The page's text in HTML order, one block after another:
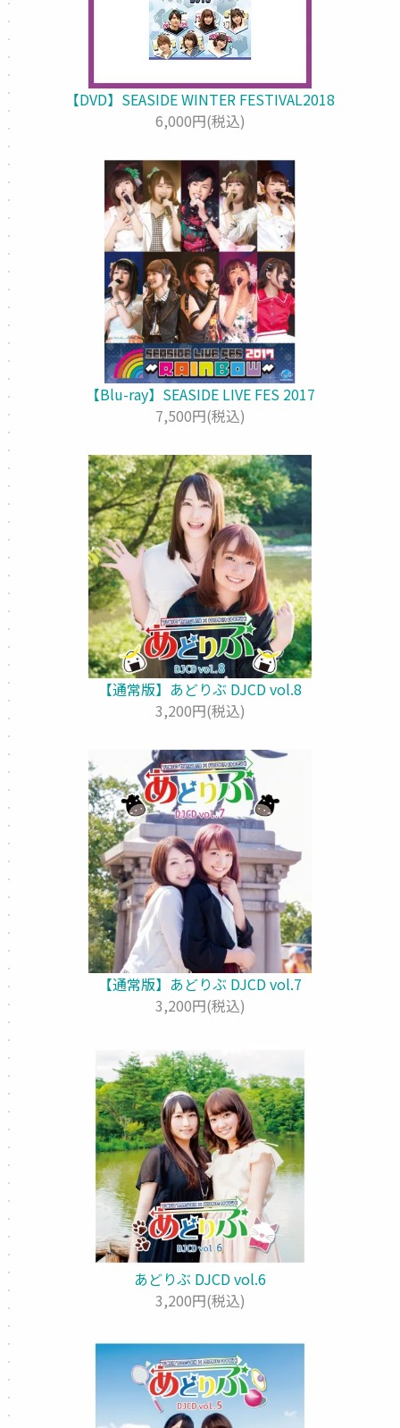
【DVD】SEASIDE WINTER FESTIVAL2018
6,000円(税込)
【Blu-ray】SEASIDE LIVE FES 2017
7,500円(税込)
【通常版】あどりぶ DJCD vol.8
3,200円(税込)
【通常版】あどりぶ DJCD vol.7
3,200円(税込)
あどりぶ DJCD vol.6
3,200円(税込)